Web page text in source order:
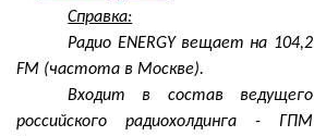
Справка:
Радио ENERGY вещает на 104,2
FM (частота в Москве).
Входит в состав ведущего
российского радиохолдинга - ГПМ